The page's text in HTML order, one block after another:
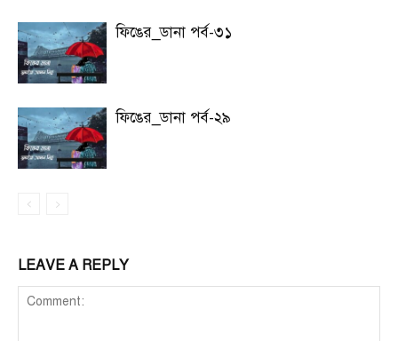
ফিঙের_ডানা পর্ব-৩১
ফিঙের_ডানা পর্ব-২৯
LEAVE A REPLY